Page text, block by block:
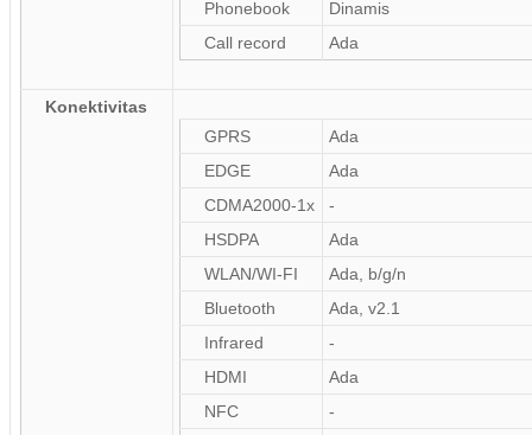
Phonebook
Dinamis
Call record
Ada
Konektivitas
GPRS
Ada
EDGE
Ada
CDMA2000-1x
-
HSDPA
Ada
WLAN/WI-FI
Ada, b/g/n
Bluetooth
Ada, v2.1
Infrared
-
HDMI
Ada
NFC
-